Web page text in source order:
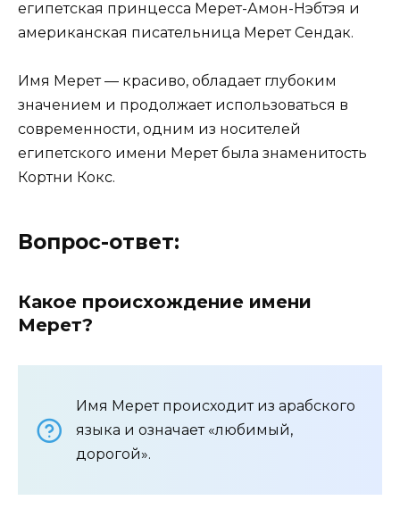
египетская принцесса Мерет-Амон-Нэбтэя и
американская писательница Мерет Сендак.
Имя Мерет — красиво, обладает глубоким
значением и продолжает использоваться в
современности, одним из носителей
египетского имени Мерет была знаменитость
Кортни Кокс.
Вопрос-ответ:
Какое происхождение имени
Мерет?
Имя Мерет происходит из арабского
языка и означает «любимый,
дорогой».